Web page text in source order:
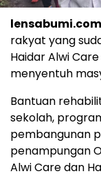
lensabumi.com
rakyat yang
Haidar Alwi
menyentuh
Bantuan
sekolah,
pembangunan
penampungan
Alwi Care dan